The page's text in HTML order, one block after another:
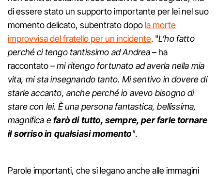
di essere stato un supporto importante per lei nel suo
momento delicato, subentrato dopo la morte
improvvisa del fratello per un incidente. "L’ho fatto
perché ci tengo tantissimo ad Andrea– ha
raccontato –mi ritengo fortunato ad averla nella mia
vita, mi sta insegnando tanto. Mi sentivo in dovere di
starle accanto, anche perché io avevo bisogno di
stare con lei. È una persona fantastica, bellissima,
magnifica efarò di tutto, sempre, per farle tornare
il sorriso in qualsiasi momento".
Parole importanti, che si legano anche alle immagini